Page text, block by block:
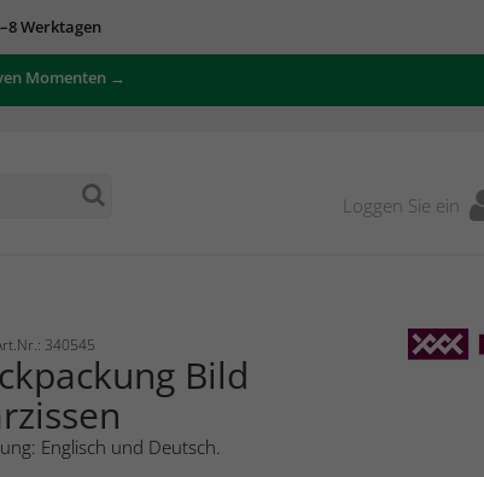
Werktagen
Momenten →
Loggen Sie ein
340545
Bild
Englisch und Deutsch.